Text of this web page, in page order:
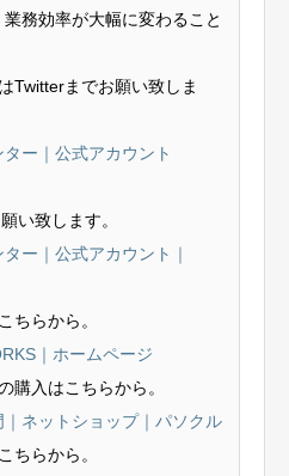
務効率が大幅に変わること
Twitterまでお願い致しま
ー｜公式アカウント
い致します。
ー｜公式アカウント｜
ちらから。
｜ホームページ
購入はこちらから。
ネットショップ｜パソクル
ちらから。